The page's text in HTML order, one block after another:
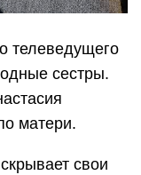
телеведущего
сестры.
матери.
свои